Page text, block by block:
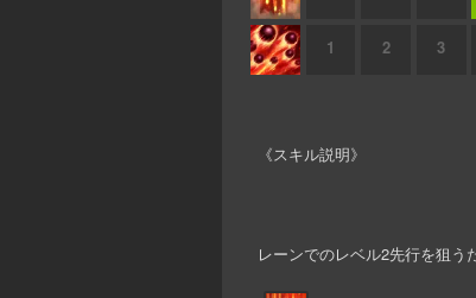
1 2 3
《スキル説明》
レーンでのレベル2先行を狙